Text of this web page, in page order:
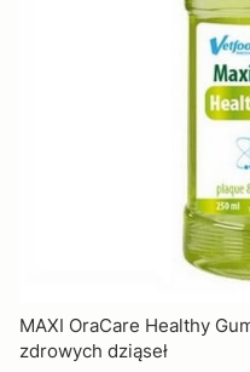
MAXI OraCare Healthy
zdrowych dziąseł